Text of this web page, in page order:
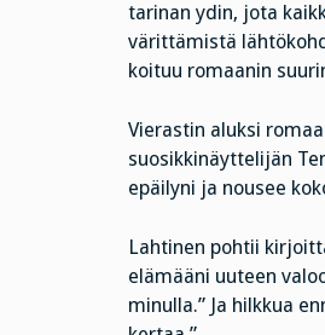
tarinan ydin, jota
värittämistä
koituu romaanin
Vierastin aluksi
suosikkinäyttelijän
epäilyni ja nousee
Lahtinen pohtii
elämääni uuteen
minulla.” Ja hilkkua